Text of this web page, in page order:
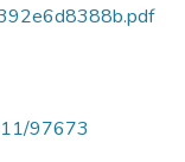
97673